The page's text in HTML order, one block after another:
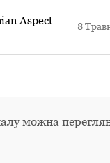
Aspect 8
можна